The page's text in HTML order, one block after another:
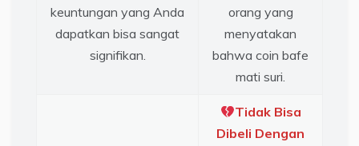
keuntungan yang Anda
dapatkan bisa sangat
signifikan.
orang yang
menyatakan
bahwa coin bafe
mati suri.
Tidak Bisa
Dibeli Dengan